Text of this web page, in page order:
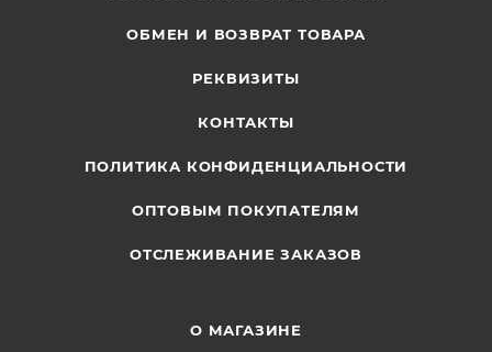
ОБМЕН И ВОЗВРАТ ТОВАРА
РЕКВИЗИТЫ
КОНТАКТЫ
ПОЛИТИКА КОНФИДЕНЦИАЛЬНОСТИ
ОПТОВЫМ ПОКУПАТЕЛЯМ
ОТСЛЕЖИВАНИЕ ЗАКАЗОВ
О МАГАЗИНЕ